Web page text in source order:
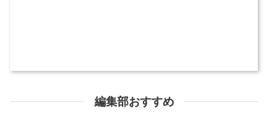
編集部おすすめ